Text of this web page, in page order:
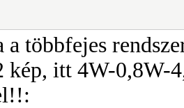
a többfejes
kép, itt 4W-0,8W-